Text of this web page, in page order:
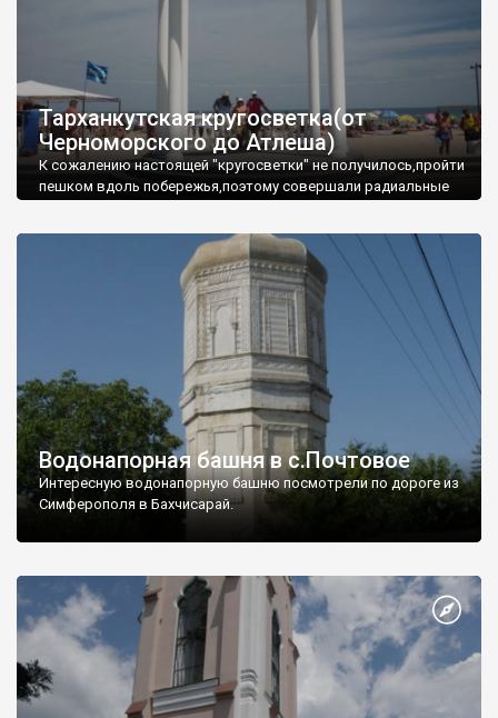
Тарханкутская кругосветка(от
Черноморского до Атлеша)
К сожалению настоящей "кругосветки" не получилось,пройти
пешком вдоль побережья,поэтому совершали радиальные
Водонапорная башня в с.Почтовое
Интересную водонапорную башню посмотрели по дороге из
Симферополя в Бахчисарай.